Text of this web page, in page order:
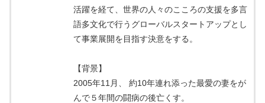
活躍を経て、世界の人々のこころの支援を多言
語多文化で行うグローバルスタートアップとし
て事業展開を目指す決意をする。
【背景】
2005年11月、 約10年連れ添った最愛の妻をが
んで５年間の闘病の後亡くす。